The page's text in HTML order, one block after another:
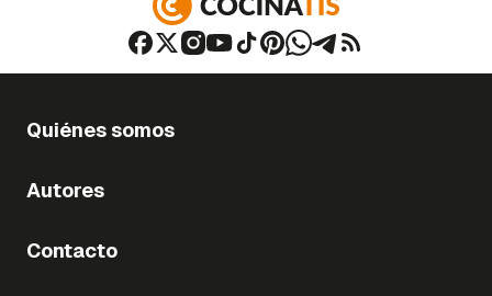
Quiénes somos
Autores
Contacto